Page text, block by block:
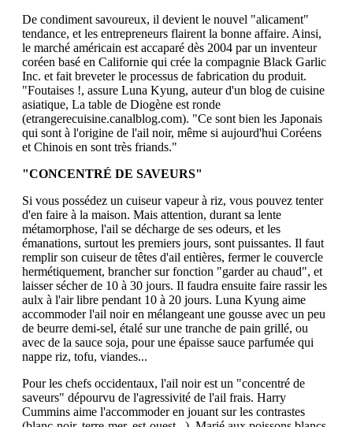
De condiment savoureux, il devient le nouvel "alicament"
tendance, et les entrepreneurs flairent la bonne affaire. Ainsi,
le marché américain est accaparé dès 2004 par un inventeur
coréen basé en Californie qui crée la compagnie Black Garlic
Inc. et fait breveter le processus de fabrication du produit.
"Foutaises !, assure Luna Kyung, auteur d'un blog de cuisine
asiatique, La table de Diogène est ronde
(etrangerecuisine.canalblog.com). "Ce sont bien les Japonais
qui sont à l'origine de l'ail noir, même si aujourd'hui Coréens
et Chinois en sont très friands."
"CONCENTRÉ DE SAVEURS"
Si vous possédez un cuiseur vapeur à riz, vous pouvez tenter
d'en faire à la maison. Mais attention, durant sa lente
métamorphose, l'ail se décharge de ses odeurs, et les
émanations, surtout les premiers jours, sont puissantes. Il faut
remplir son cuiseur de têtes d'ail entières, fermer le couvercle
hermétiquement, brancher sur fonction "garder au chaud", et
laisser sécher de 10 à 30 jours. Il faudra ensuite faire rassir les
aulx à l'air libre pendant 10 à 20 jours. Luna Kyung aime
accommoder l'ail noir en mélangeant une gousse avec un peu
de beurre demi-sel, étalé sur une tranche de pain grillé, ou
avec de la sauce soja, pour une épaisse sauce parfumée qui
nappe riz, tofu, viandes...
Pour les chefs occidentaux, l'ail noir est un "concentré de
saveurs" dépourvu de l'agressivité de l'ail frais. Harry
Cummins aime l'accommoder en jouant sur les contrastes